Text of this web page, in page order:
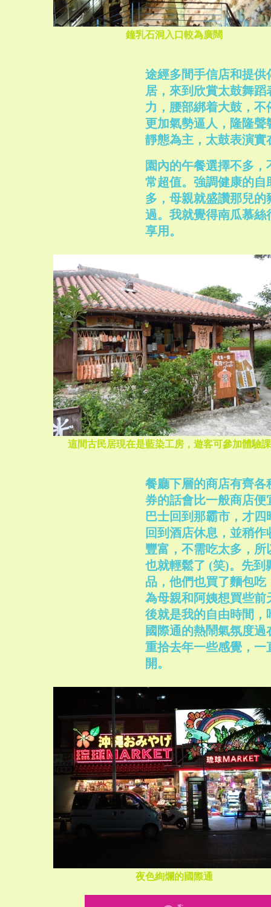
鐘乳石洞入口較為廣闊
途經多間手信店和提
居，來到欣賞太鼓舞
力，腰部綁着大鼓，
更加氣勢逼人，隆隆
靜態為主，太鼓表演
園內的午餐選擇不多，
常超值。強調健康的
多，母親就盛讚那兒
過。我就覺得南瓜慕
享用。
這間古民居現在是藍染工房，遊客可參加體驗
餐廳下層的商店有齊
券的話會比一般商店
巴士回到那霸市，才
回到酒店休息，並稍
豐富，不需吃太多，
也就輕鬆了 (笑)。先到
品，他們也買了麵包吃
為母親和阿姨想買些
後就是我的自由時間
國際通的熱鬧氣氛度
重拾去年一些感覺，
開。
夜色絢爛的國際通